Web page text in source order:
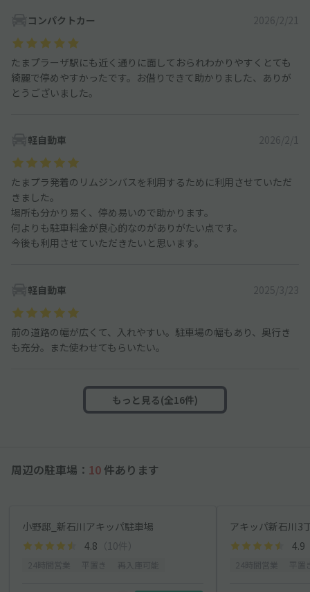
コンパクトカー 2026/2/21
たまプラーザ駅にも近く通りに面しておられわかりやすくとても
綺麗で停めやすかったです。お借りできて助かりました、ありが
とうございました。
軽自動車 2026/2/1
たまプラ発着のリムジンバスを利用するために利用させていただ
きました。
場所も分かり易く、停め易いので助かります。
何よりも駐車料金が良心的なのがありがたい点です。
今後も利用させていただきたいと思います。
軽自動車 2025/3/23
前の道路の幅が広くて、入れやすい。駐車場の幅もあり、奥行き
も充分。また使わせてもらいたい。
もっと見る(全16件)
周辺の駐車場： 10 件あります
小野邸_新石川アキッパ駐車場
4.8 （10件）
アキッパ新石川3
4.9